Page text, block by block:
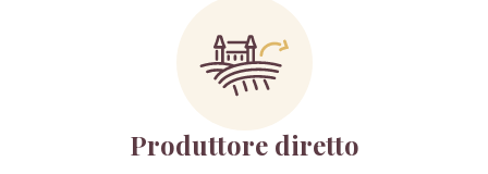
Produttore diretto